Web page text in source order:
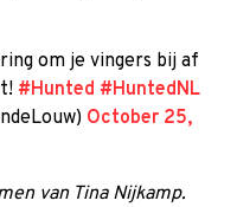
om je vingers bij af
#Hunted #HuntedNL
October 25,
van Tina Nijkamp.